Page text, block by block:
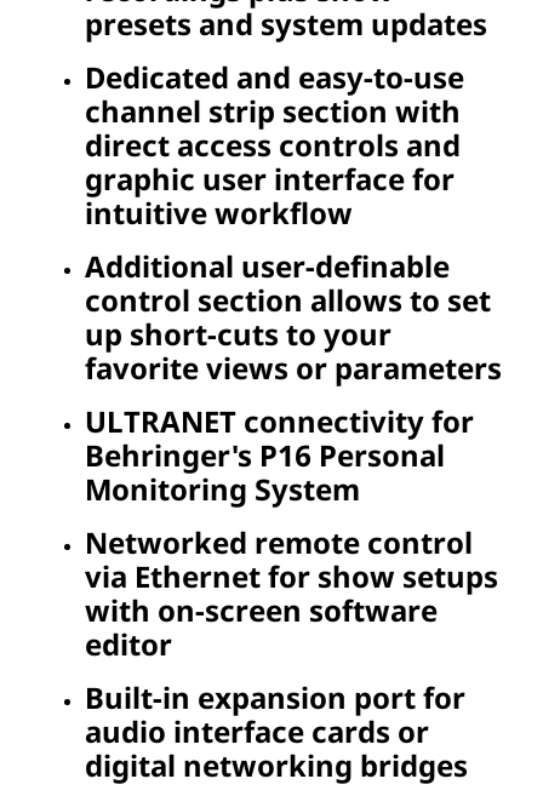
presets and system updates
Dedicated and easy-to-use
channel strip section with
direct access controls and
graphic user interface for
intuitive workflow
Additional user-definable
control section allows to set
up short-cuts to your
favorite views or parameters
ULTRANET connectivity for
Behringer's P16 Personal
Monitoring System
Networked remote control
via Ethernet for show setups
with on-screen software
editor
Built-in expansion port for
audio interface cards or
digital networking bridges